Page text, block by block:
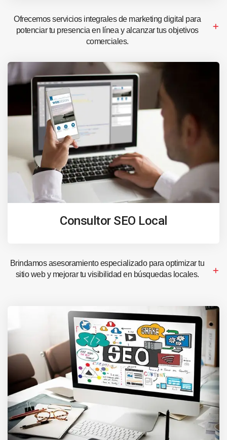
Ofrecemos servicios integrales de marketing digital para
potenciar tu presencia en línea y alcanzar tus objetivos
comerciales.
Consultor SEO Local
Brindamos asesoramiento especializado para optimizar tu
sitio web y mejorar tu visibilidad en búsquedas locales.